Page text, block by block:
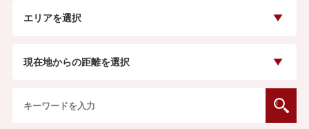
エリアを選択
現在地からの距離を選択